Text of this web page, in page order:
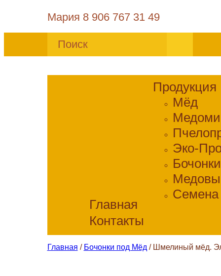
Мария 8 906 767 31 49
Главная
Продукция
Мёд
Эко-
Семена
Контакты
Главная / Бочонки под Мёд / Шмелиный мёд.